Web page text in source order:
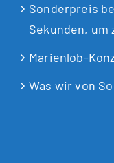
Sonderpreis
Sekunden, um
Marienlob-
Was wir von